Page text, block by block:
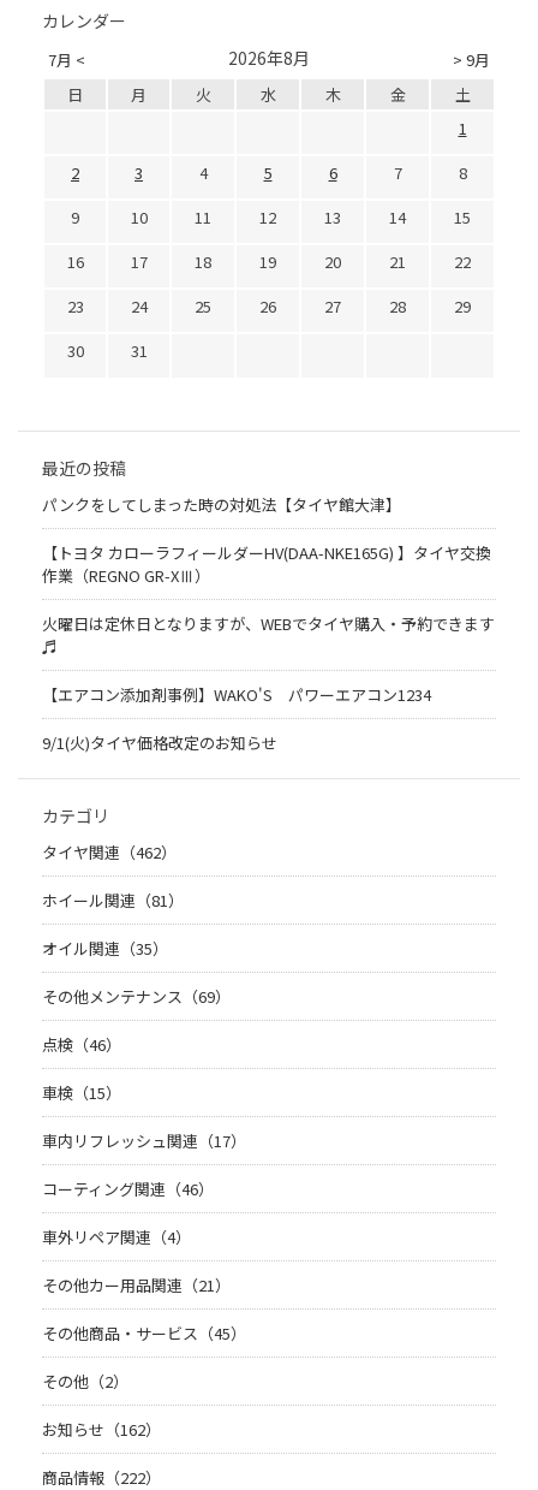
カレンダー
7月 < > 9月
2026年8月
日 月 火 水 木 金
土
1
2
3 4 5 6 7
8
9
10 11 12 13 14
15
16
17 18 19 20 21
22
23
24 25 26 27 28
29
30
31
最近の投稿
パンクをしてしまった時の対処法【タイヤ館大津】
【トヨタ カローラフィールダーHV(DAA-NKE165G) 】タイヤ交換
作業（REGNO GR-XⅢ）
火曜日は定休日となりますが、WEBでタイヤ購入・予約できます
♬
【エアコン添加剤事例】WAKO'S パワーエアコン1234
9/1(火)タイヤ価格改定のお知らせ
カテゴリ
タイヤ関連（462）
ホイール関連（81）
オイル関連（35）
その他メンテナンス（69）
点検（46）
車検（15）
車内リフレッシュ関連（17）
コーティング関連（46）
車外リペア関連（4）
その他カー用品関連（21）
その他商品・サービス（45）
その他（2）
お知らせ（162）
商品情報（222）